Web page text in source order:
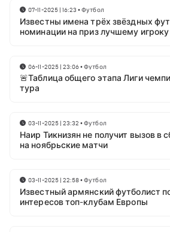
07-11-2025 | 16:23 •Футбол
Известны имена трёх звёздных
номинации на приз лучшему
06-11-2025 | 23:06•Футбол
🚨Таблица общего этапа Лиги
тура
03-11-2025 | 23:32 •Футбол
Наир Тикнизян не получит вызов в
на ноябрьские матчи
03-11-2025 | 22:58•Футбол
Известный армянский футболист
интересов топ-клубам Европы